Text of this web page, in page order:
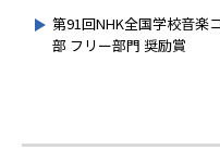
第91回NHK全国学校音楽
部 フリー部門 奨励賞